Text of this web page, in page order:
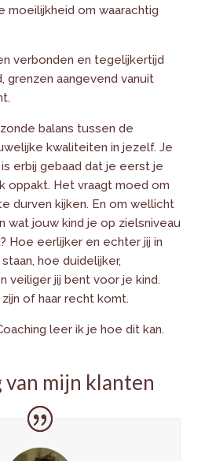
moeilijkheid om waarachtig
verbonden en tegelijkertijd
grenzen aangevend vanuit
balans tussen de
kwaliteiten in jezelf. Je
erbij gebaad dat je eerst je
oppakt. Het vraagt moed om
durven kijken. En om wellicht
wat jouw kind je op zielsniveau
Hoe eerlijker en echter jij in
hoe duidelijker,
veiliger jij bent voor je kind.
of haar recht komt.
leer ik je hoe dit kan.
van mijn klanten